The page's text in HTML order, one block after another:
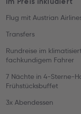
Flug mit Austrian
Transfers
Rundreise im
fachkundigem Fahrer
7 Nächte in 4-Sterne-
Frühstücksbuffet
3x Abendessen